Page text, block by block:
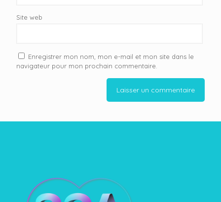
Site web
Enregistrer mon nom, mon e-mail et mon site dans le
navigateur pour mon prochain commentaire.